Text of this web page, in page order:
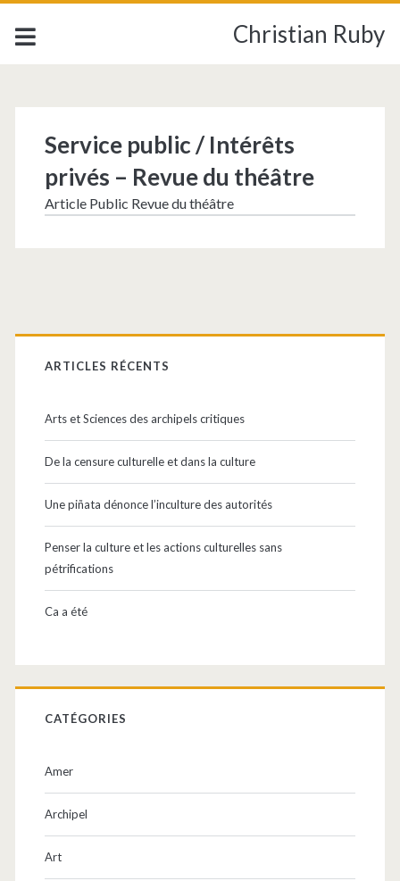
Christian Ruby
<span>Théâtre</span>
Service public / Intérêts
privés – Revue du théâtre
Article Public Revue du théâtre
Barre
latérale
principale
ARTICLES RÉCENTS
Arts et Sciences des archipels critiques
De la censure culturelle et dans la culture
Une piñata dénonce l’inculture des autorités
Penser la culture et les actions culturelles sans
pétrifications
Ca a été
CATÉGORIES
Amer
Archipel
Art